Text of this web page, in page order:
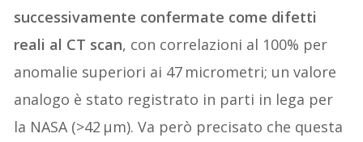
successivamente confermate come difetti
reali al CT scan, con correlazioni al 100% per
anomalie superiori ai 47 micrometri; un valore
analogo è stato registrato in parti in lega per
la NASA (>42 µm). Va però precisato che questa